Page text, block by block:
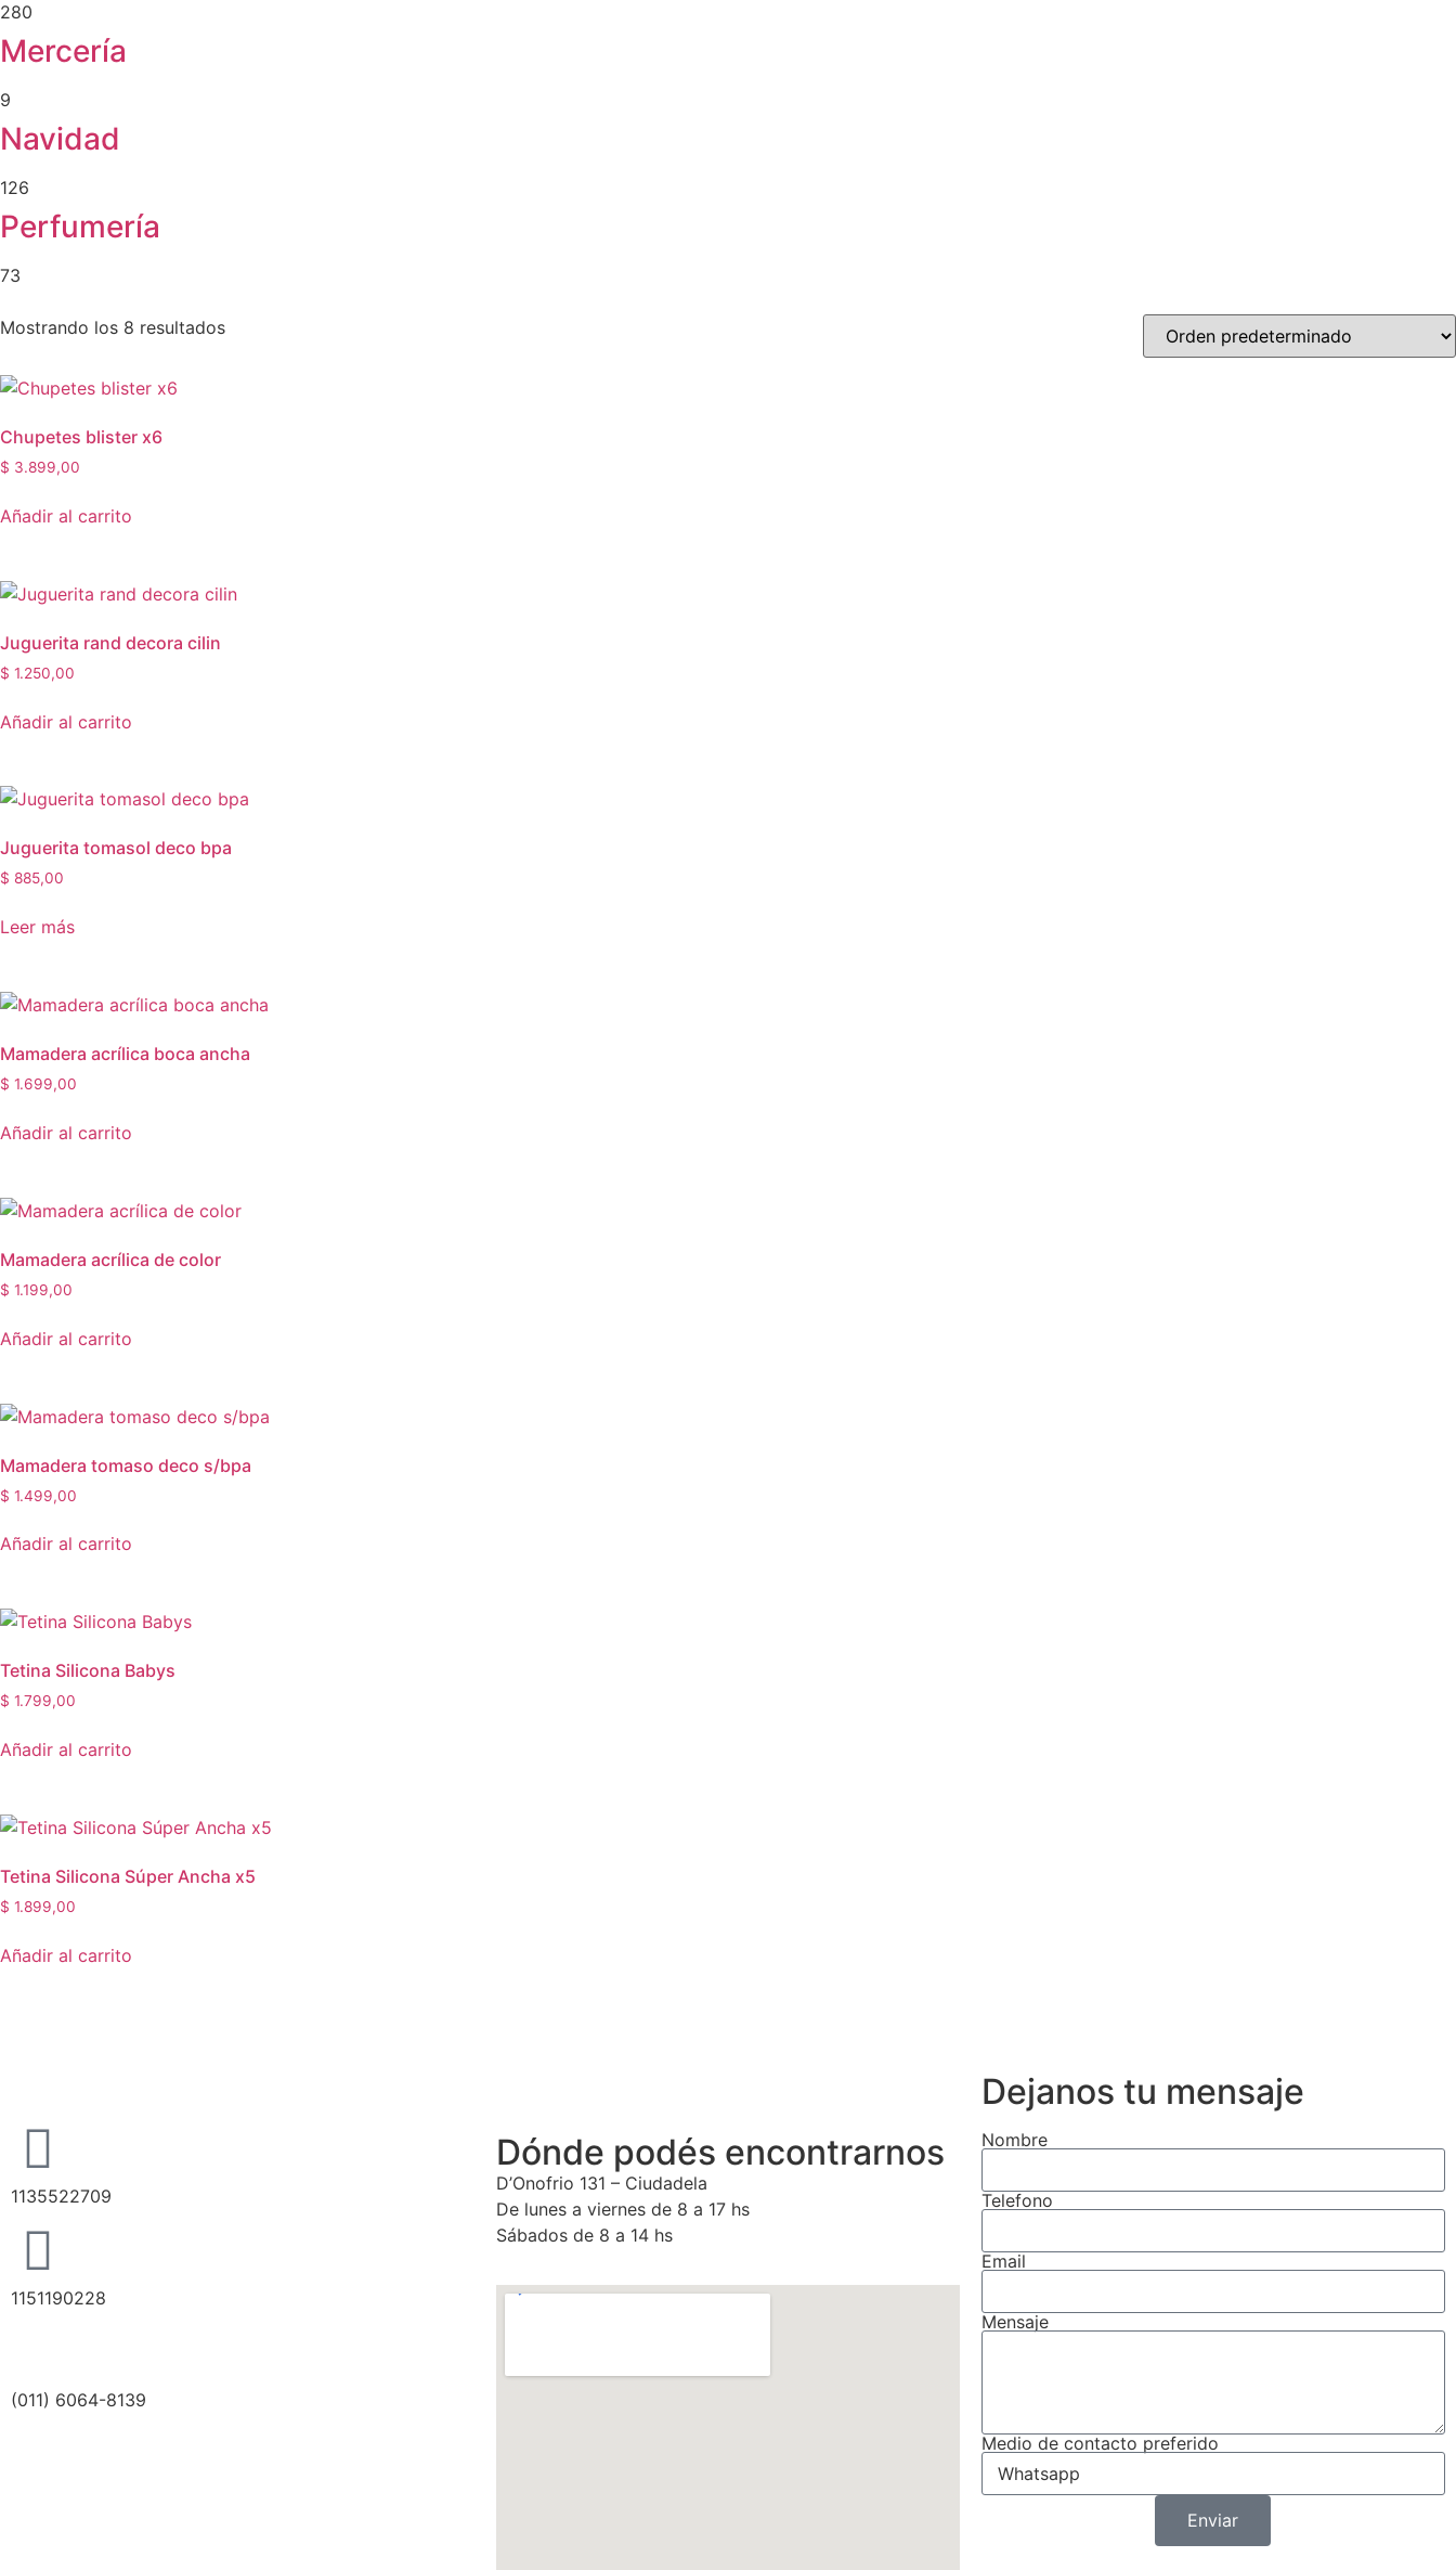
280
Mercería
9
Navidad
126
Perfumería
73
Mostrando los 8 resultados
Chupetes blister x6
$ 3.899,00
Añadir al carrito
Juguerita rand decora cilin
$ 1.250,00
Añadir al carrito
Juguerita tomasol deco bpa
$ 885,00
Leer más
Mamadera acrílica boca ancha
$ 1.699,00
Añadir al carrito
Mamadera acrílica de color
$ 1.199,00
Añadir al carrito
Mamadera tomaso deco s/bpa
$ 1.499,00
Añadir al carrito
Tetina Silicona Babys
$ 1.799,00
Añadir al carrito
Tetina Silicona Súper Ancha x5
$ 1.899,00
Añadir al carrito
1135522709
1151190228
(011) 6064-8139
Dónde podés encontrarnos
D’Onofrio 131 – Ciudadela
De lunes a viernes de 8 a 17 hs
Sábados de 8 a 14 hs
Dejanos tu mensaje
Nombre
Telefono
Email
Mensaje
Medio de contacto preferido
Enviar